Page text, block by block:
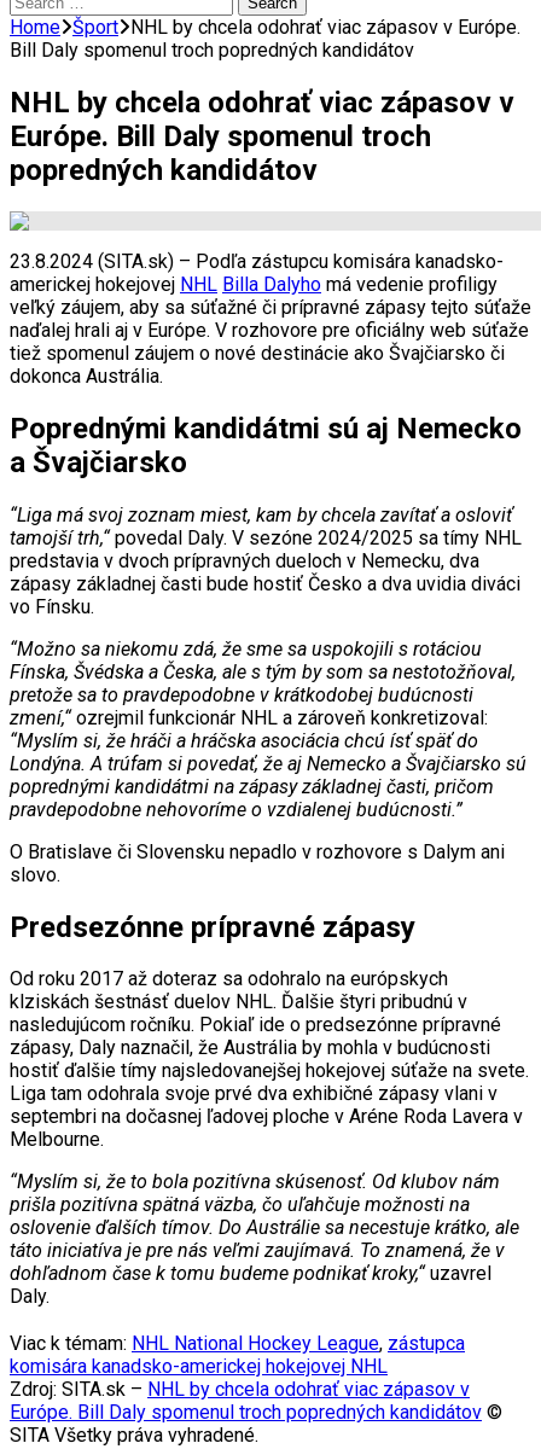
for:
Home Šport NHL by chcela odohrať viac zápasov v Európe.
Bill Daly spomenul troch popredných kandidátov
NHL by chcela odohrať viac zápasov v
Európe. Bill Daly spomenul troch
popredných kandidátov
23.8.2024 (SITA.sk) – Podľa zástupcu komisára kanadsko-
americkej hokejovej NHL Billa Dalyho má vedenie profiligy
veľký záujem, aby sa súťažné či prípravné zápasy tejto súťaže
naďalej hrali aj v Európe. V rozhovore pre oficiálny web súťaže
tiež spomenul záujem o nové destinácie ako Švajčiarsko či
dokonca Austrália.
Poprednými kandidátmi sú aj Nemecko
a Švajčiarsko
“Liga má svoj zoznam miest, kam by chcela zavítať a osloviť
tamojší trh,“povedal Daly. V sezóne 2024/2025 sa tímy NHL
predstavia v dvoch prípravných dueloch v Nemecku, dva
zápasy základnej časti bude hostiť Česko a dva uvidia diváci
vo Fínsku.
“Možno sa niekomu zdá, že sme sa uspokojili s rotáciou
Fínska, Švédska a Česka, ale s tým by som sa nestotožňoval,
pretože sa to pravdepodobne v krátkodobej budúcnosti
zmení,“ozrejmil funkcionár NHL a zároveň konkretizoval:
“Myslím si, že hráči a hráčska asociácia chcú ísť späť do
Londýna. A trúfam si povedať, že aj Nemecko a Švajčiarsko sú
poprednými kandidátmi na zápasy základnej časti, pričom
pravdepodobne nehovoríme o vzdialenej budúcnosti.”
O Bratislave či Slovensku nepadlo v rozhovore s Dalym ani
slovo.
Predsezónne prípravné zápasy
Od roku 2017 až doteraz sa odohralo na európskych
klziskách šestnásť duelov NHL. Ďalšie štyri pribudnú v
nasledujúcom ročníku. Pokiaľ ide o predsezónne prípravné
zápasy, Daly naznačil, že Austrália by mohla v budúcnosti
hostiť ďalšie tímy najsledovanejšej hokejovej súťaže na svete.
Liga tam odohrala svoje prvé dva exhibičné zápasy vlani v
septembri na dočasnej ľadovej ploche v Aréne Roda Lavera v
Melbourne.
“Myslím si, že to bola pozitívna skúsenosť. Od klubov nám
prišla pozitívna spätná väzba, čo uľahčuje možnosti na
oslovenie ďalších tímov. Do Austrálie sa necestuje krátko, ale
táto iniciatíva je pre nás veľmi zaujímavá. To znamená, že v
dohľadnom čase k tomu budeme podnikať kroky,“ uzavrel
Daly.
Viac k témam: NHL National Hockey League, zástupca
komisára kanadsko-americkej hokejovej NHL
Zdroj: SITA.sk – NHL by chcela odohrať viac zápasov v
Európe. Bill Daly spomenul troch popredných kandidátov ©
SITA Všetky práva vyhradené.